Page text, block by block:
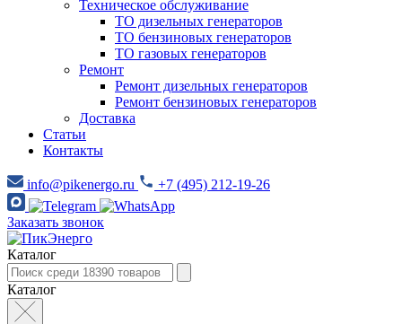
Техническое обслуживание
ТО дизельных генераторов
ТО бензиновых генераторов
ТО газовых генераторов
Ремонт
Ремонт дизельных генераторов
Ремонт бензиновых генераторов
Доставка
Статьи
Контакты
info@pikenergo.ru +7 (495) 212-19-26
Заказать звонок
Каталог
Каталог